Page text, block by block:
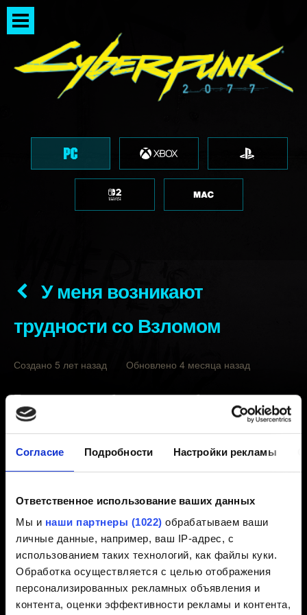
Согласие Подробности Настройки рекламы
Ответственное использование ваших данных
Мы и наши партнеры (1022) обрабатываем ваши
личные данные, например, ваш IP-адрес, с
использованием таких технологий, как файлы куки.
Обработка осуществляется с целью отображения
персонализированных рекламных объявления и
контента, оценки эффективности рекламы и контента,
У меня возникают
трудности со Взломом
Создано 5 лет назад Обновлено 4 месяца назад
Перед тем, как сообщать нам о проблеме с
геймплеем, будьте добры, следуйте руководству по
устранению неполадокописанному здесь.
Если это не помогло, свяжитесь с нами, нажав на
информацию:
Шаги вопроизведения ошибки.
Видео или скриншот ошибки (файл или ссылка).
Ваши файлы сохранений. По возможности,
пришлите два сохранения: до появления ошибки и